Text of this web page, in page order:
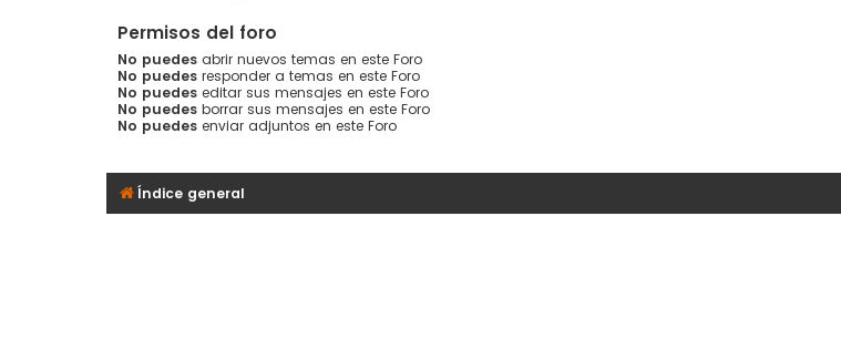
Permisos del foro
No puedes abrir nuevos temas en este Foro
No puedes responder a temas en este Foro
No puedes editar sus mensajes en este Foro
No puedes borrar sus mensajes en este Foro
No puedes enviar adjuntos en este Foro
Índice general